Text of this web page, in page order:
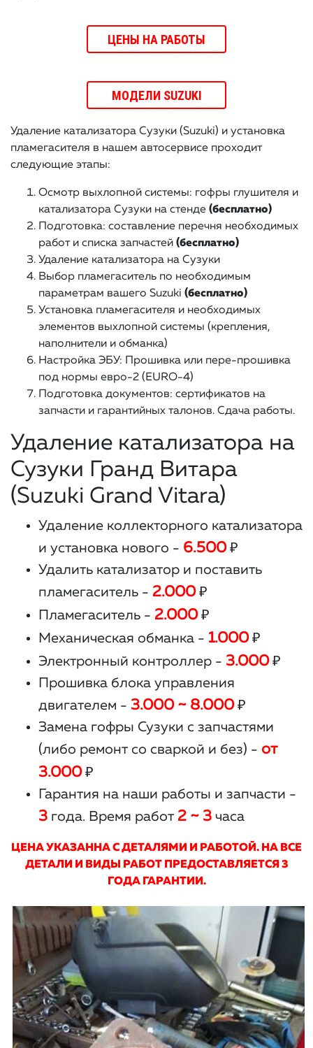
ЦЕНЫ НА РАБОТЫ
МОДЕЛИ SUZUKI
Удаление катализатора Сузуки (Suzuki) и установка
пламегасителя в нашем автосервисе проходит
следующие этапы:
Осмотр выхлопной системы: гофры глушителя и
катализатора Сузуки на стенде (бесплатно)
Подготовка: составление перечня необходимых
работ и списка запчастей (бесплатно)
Удаление катализатора на Сузуки
Выбор пламегаситель по необходимым
параметрам вашего Suzuki (бесплатно)
Установка пламегасителя и необходимых
элементов выхлопной системы (крепления,
наполнители и обманка)
Настройка ЭБУ: Прошивка или пере-прошивка
под нормы евро-2 (EURO-4)
Подготовка документов: сертификатов на
запчасти и гарантийных талонов. Сдача работы.
Удаление катализатора на
Сузуки Гранд Витара
(Suzuki Grand Vitara)
Удаление коллекторного катализатора
и установка нового - 6.500₽
Удалить катализатор и поставить
пламегаситель - 2.000₽
Пламегаситель - 2.000₽
Механическая обманка - 1.000₽
Электронный контроллер - 3.000₽
Прошивка блока управления
двигателем - 3.000 ~ 8.000₽
Замена гофры Сузуки с запчастями
(либо ремонт со сваркой и без) - от
3.000₽
Гарантия на наши работы и запчасти -
3 года. Время работ 2 ~ 3 часа
ЦЕНА УКАЗАННА С ДЕТАЛЯМИ И РАБОТОЙ. НА ВСЕ
ДЕТАЛИ И ВИДЫ РАБОТ ПРЕДОСТАВЛЯЕТСЯ 3
ГОДА ГАРАНТИИ.